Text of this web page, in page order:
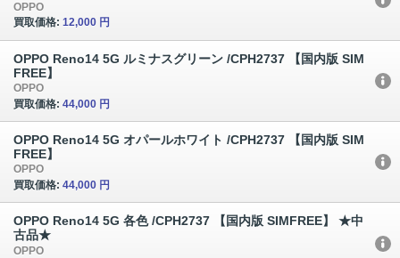
OPPO
買取価格: 12,000 円
OPPO Reno14 5G ルミナスグリーン /CPH2737 【国内版 SIM
FREE】
OPPO
買取価格: 44,000 円
OPPO Reno14 5G オパールホワイト /CPH2737 【国内版 SIM
FREE】
OPPO
買取価格: 44,000 円
OPPO Reno14 5G 各色 /CPH2737 【国内版 SIMFREE】 ★中
古品★
OPPO